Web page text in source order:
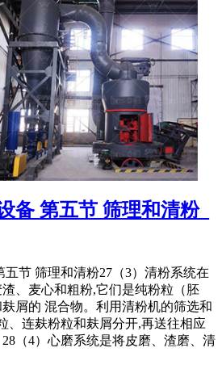
备 第五节 筛理和清粉_
五节 筛理和清粉27（3）清粉系统在
、麦心和粗粉,它们是纯粉粒（胚
屑的 混合物。利用清粉机的筛选和
、连麸粉粒和麸屑分开,再送往相应
（4）心磨系统是将皮磨、渣磨、清